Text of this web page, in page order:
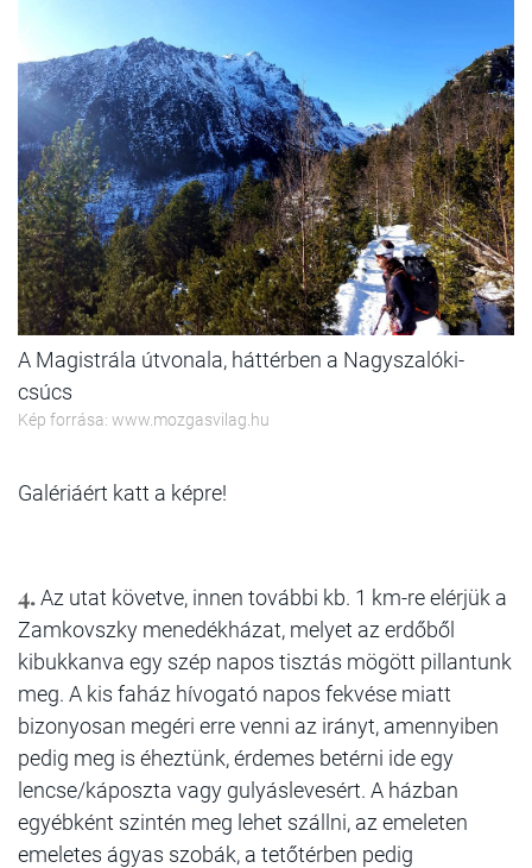
A Magistrála útvonala, háttérben a Nagyszalóki-
csúcs
Kép forrása: www.mozgasvilag.hu
Galériáért katt a képre!
4.Az utat követve, innen további kb. 1 km-re elérjük a
Zamkovszky menedékházat, melyet az erdőből
kibukkanva egy szép napos tisztás mögött pillantunk
meg. A kis faház hívogató napos fekvése miatt
bizonyosan megéri erre venni az irányt, amennyiben
pedig meg is éheztünk, érdemes betérni ide egy
lencse/káposzta vagy gulyáslevesért. A házban
egyébként szintén meg lehet szállni, az emeleten
emeletes ágyas szobák, a tetőtérben pedig